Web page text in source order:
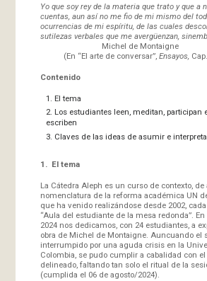
Yo que soy rey de la materia que trato y que a
cuentas, aun así no me fio de mi mismo del
ocurrencias de mi espíritu, de las cuales
sutilezas verbales que me avergüenzan,
Michel de Montaigne
(En “El arte de conversar”, Ensayos,
Contenido
El tema
Los estudiantes leen, meditan, participan
escriben
Claves de las ideas de asumir e
1. El tema
La Cátedra Aleph es un curso de contexto,
nomenclatura de la reforma académica UN
que ha venido realizándose desde 2002,
“Aula del estudiante de la mesa redonda”.
2024 nos dedicamos, con 24 estudiantes, a
obra de Michel de Montaigne. Auncuando el
interrumpido por una aguda crisis en la
Colombia, se pudo cumplir a cabalidad con el
delineado, faltando tan solo el ritual de la
(cumplida el 06 de agosto/2024).